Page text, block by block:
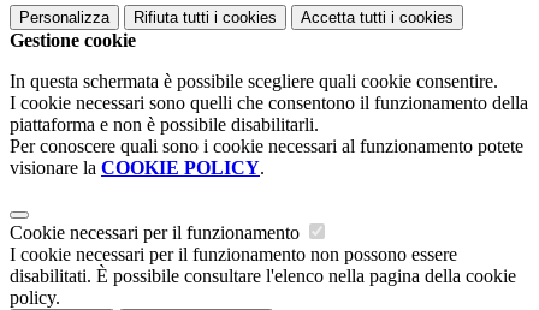
Personalizza Rifiuta tutti i cookies Accetta tutti i cookies
Gestione cookie
In questa schermata è possibile scegliere quali cookie consentire.
I cookie necessari sono quelli che consentono il funzionamento della
piattaforma e non è possibile disabilitarli.
Per conoscere quali sono i cookie necessari al funzionamento potete
visionare la COOKIE POLICY.
Cookie necessari per il funzionamento
I cookie necessari per il funzionamento non possono essere
disabilitati. È possibile consultare l'elenco nella pagina della cookie
policy.